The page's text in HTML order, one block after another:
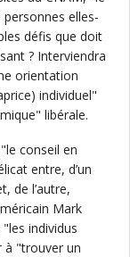
elles-
défis que doit
? Interviendra
orientation
individuel"
libérale.
conseil en
entre, d’un
de l’autre,
Mark
individus
à "trouver un